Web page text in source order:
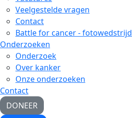
Veelgestelde vragen
Contact
Battle for cancer - fotowedstrijd
Onderzoeken
Onderzoek
Over kanker
Onze onderzoeken
Contact
DONEER